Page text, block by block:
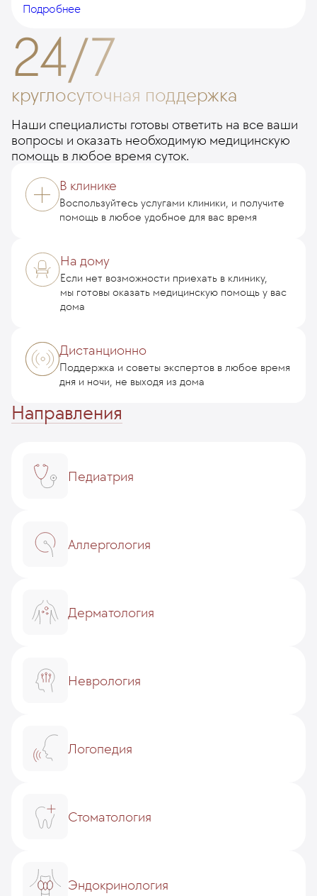
Подробнее
24/7
круглосуточная поддержка
Наши специалисты готовы ответить на все ваши
вопросы и оказать необходимую медицинскую
помощь в любое время суток.
В клинике
Воспользуйтесь услугами клиники, и получите
помощь в любое удобное для вас время
На дому
Если нет возможности приехать в клинику,
мы готовы оказать медицинскую помощь у вас
дома
Дистанционно
Поддержка и советы экспертов в любое время
дня и ночи, не выходя из дома
Направления
Педиатрия
Аллергология
Дерматология
Неврология
Логопедия
Стоматология
Эндокринология